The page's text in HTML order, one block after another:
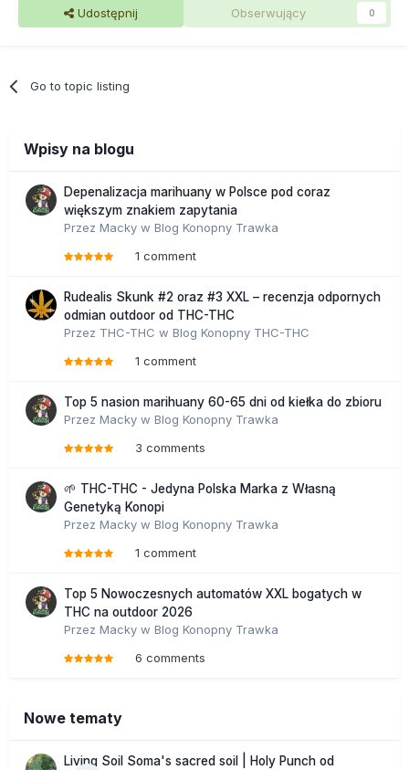
Udostępnij Obserwujący 0
Go to topic listing
Wpisy na blogu
Depenalizacja marihuany w Polsce pod coraz
większym znakiem zapytania
Przez Macky w Blog Konopny Trawka
1 comment
Rudealis Skunk #2 oraz #3 XXL – recenzja odpornych
odmian outdoor od THC-THC
Przez THC-THC w Blog Konopny THC-THC
1 comment
Top 5 nasion marihuany 60-65 dni od kiełka do zbioru
Przez Macky w Blog Konopny Trawka
3 comments
🌱 THC-THC - Jedyna Polska Marka z Własną
Genetyką Konopi
Przez Macky w Blog Konopny Trawka
1 comment
Top 5 Nowoczesnych automatów XXL bogatych w
THC na outdoor 2026
Przez Macky w Blog Konopny Trawka
6 comments
Nowe tematy
Living Soil Soma's sacred soil | Holy Punch od